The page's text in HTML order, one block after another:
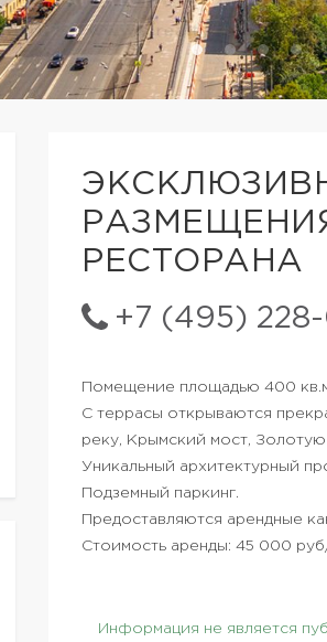
РЕСТОРАНА
+7 (495)
Помещение площадью 400
С террасы открываются
реку, Крымский мост,
Уникальный архитектурный
Подземный паркинг.
Предоставляются арендные
Стоимость аренды: 45 000
Информация не является